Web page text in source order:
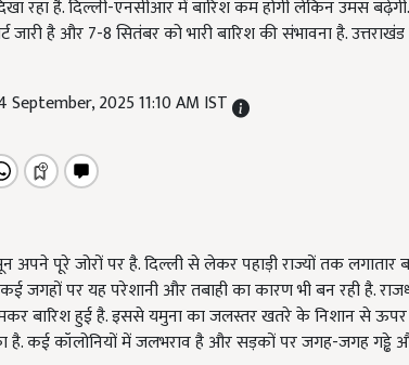
रहा है. दिल्ली-एनसीआर में बारिश कम होगी लेकिन उमस
जारी है और 7-8 सितंबर को भारी बारिश की संभावना है.
2025 11:10 AM IST
पूरे जोरों पर है. दिल्ली से लेकर पहाड़ी राज्यों तक लगातार
कई जगहों पर यह परेशानी और तबाही का कारण भी बन रही है.
बारिश हुई है. इससे यमुना का जलस्तर खतरे के निशान से ऊपर
कई कॉलोनियों में जलभराव है और सड़कों पर जगह-जगह गड्ढे